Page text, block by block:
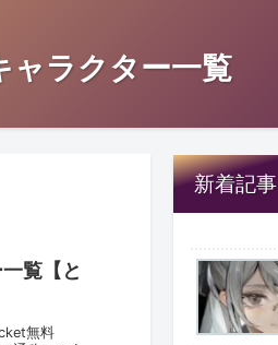
ャラクター一覧
覧【と
無料
新着記事